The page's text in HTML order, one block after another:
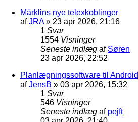
Märklins nye telexkoblinger
afJRA» 23 apr 2026, 21:16
1 Svar
1554 Visninger
Seneste indlæg af Søren
23 apr 2026, 22:52
Planlægningssoftware til Android
afJensB » 03 apr 2026, 15:32
1 Svar
546 Visninger
Seneste indlæg af pejft